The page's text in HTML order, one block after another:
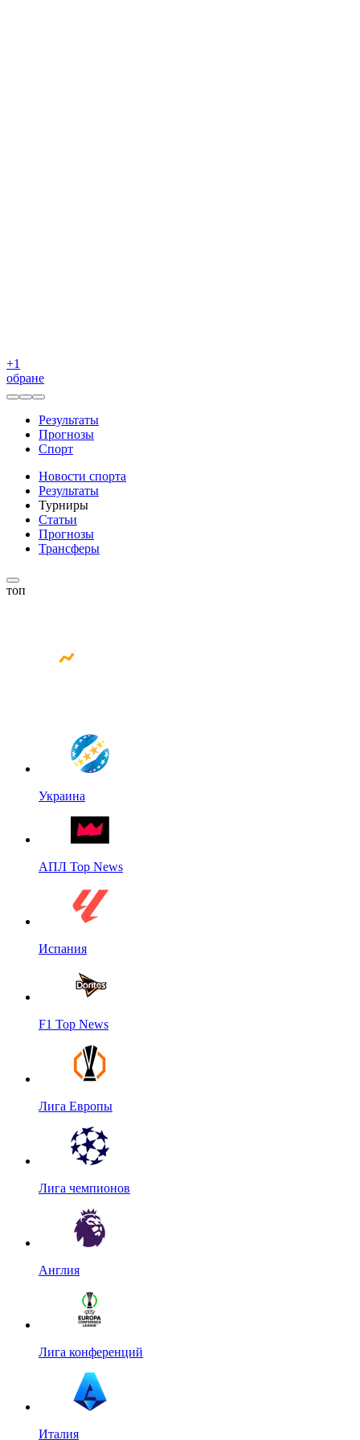
+1
обране
Результаты
Прогнозы
Спорт
Новости спорта
Результаты
Турниры
Статьи
Прогнозы
Трансферы
топ
Украина
АПЛ Top News
Испания
F1 Top News
Лига Европы
Лига чемпионов
Англия
Лига конференций
Италия